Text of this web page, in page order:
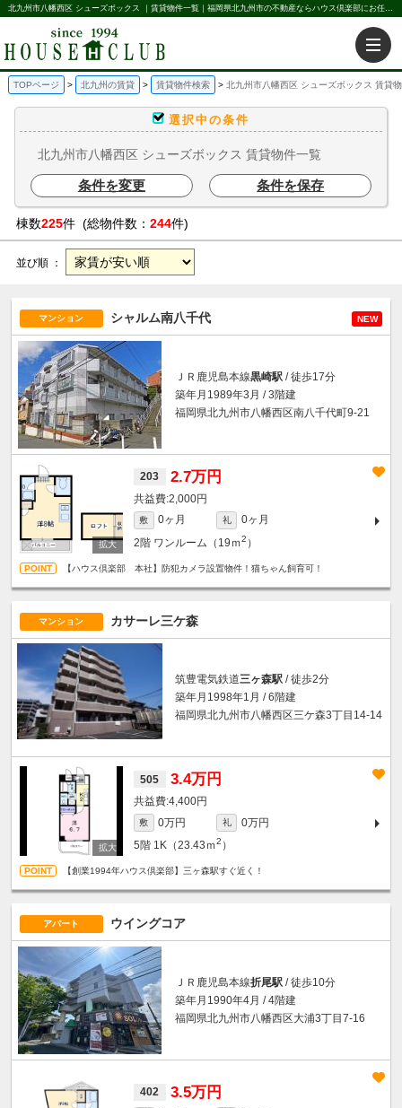
北九州市八幡西区 シューズボックス ｜賃貸物件一覧｜福岡県北九州市の不動産ならハウス倶楽部にお任せください。北九州の賃貸・売買・不動産買取などを不動産に関することならなんでもお任せ。
TOPページ 北九州の賃貸 賃貸物件検索 北九州市八幡西区 シューズボックス 賃貸
選択中の条件
北九州市八幡西区 シューズボックス 賃貸物件一覧
条件を変更 条件を保存
棟数225件 (総物件数： 244件)
並び順 ：
マンション シャルム南八千代 NEW
ＪＲ鹿児島本線黒崎駅 / 徒歩17分
築年月1989年3月 / 3階建
福岡県北九州市八幡西区南八千代町9-21
203 2.7万円
2,000円
敷 0ヶ月 礼
0ヶ月
2階 ワンルーム（19ｍ2 ）
【ハウス倶楽部 本社】防犯カメラ設置物件！猫ちゃん飼育可！
マンション カサーレ三ケ森
筑豊電気鉄道三ヶ森駅 / 徒歩2分
築年月1998年1月 / 6階建
福岡県北九州市八幡西区三ケ森3丁目14-14
505 3.4万円
4,400円
敷 0万円 礼
0万円
5階 1K（23.43ｍ2 ）
【創業1994年ハウス倶楽部】三ヶ森駅すぐ近く！
アパート ウイングコア
ＪＲ鹿児島本線折尾駅 / 徒歩10分
築年月1990年4月 / 4階建
福岡県北九州市八幡西区大浦3丁目7-16
402 3.5万円